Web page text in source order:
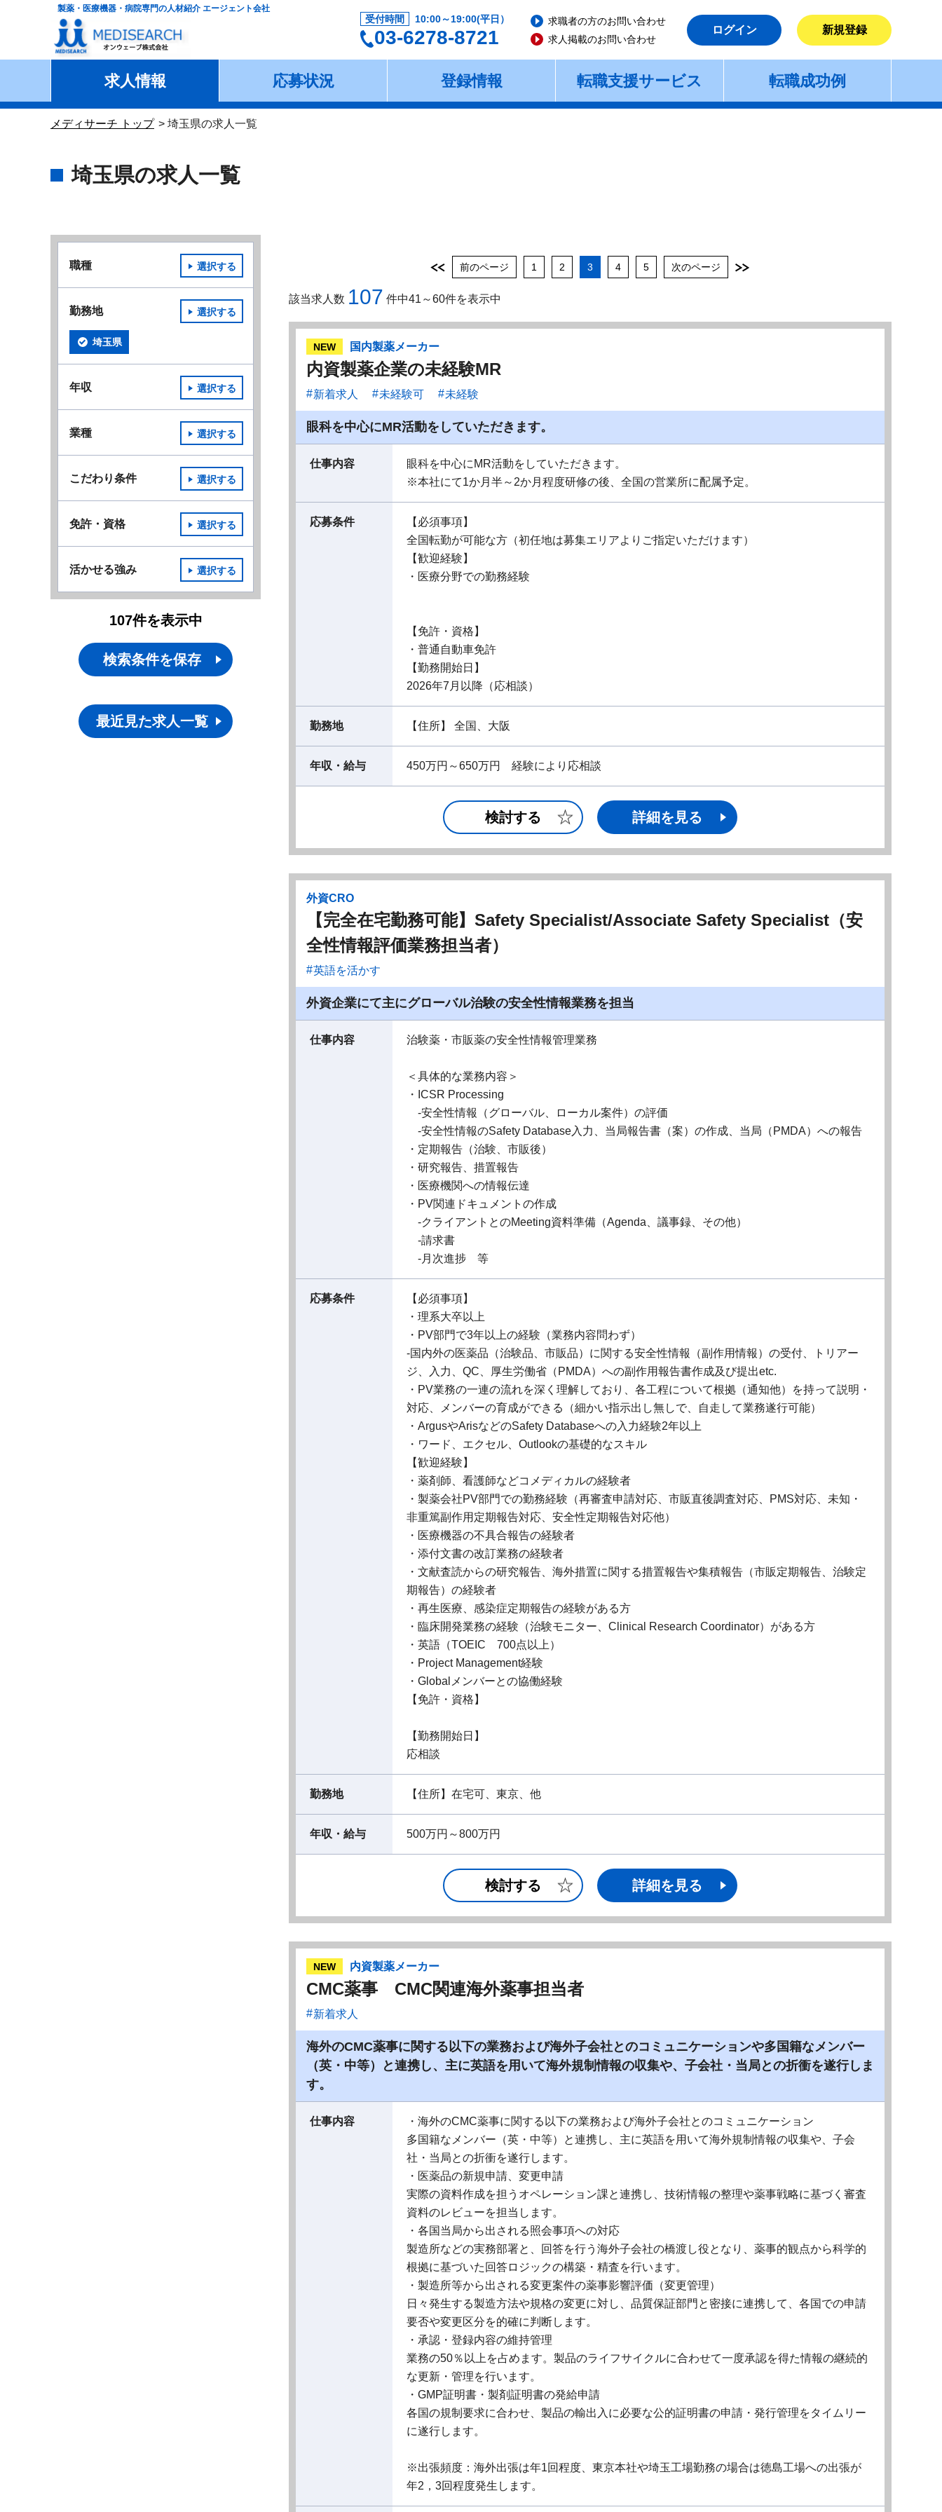
製薬・医療機器・病院専門の人材紹介 エージェント会社
受付時間 10:00～19:00(平日）
03-6278-8721
求職者の方のお問い合わせ
求人掲載のお問い合わせ
ログイン 新規登録
求人情報 応募状況 登録情報 転職支援サービス 転職成功例
メディサーチ トップ 埼玉県の求人一覧
埼玉県の求人一覧
前のページ 1 2 3 4 5 次のページ
該当求人数 107 件中41～60件を表示中
NEW 国内製薬メーカー
内資製薬企業の未経験MR
新着求人 未経験可 未経験
眼科を中心にMR活動をしていただきます。
仕事内容
眼科を中心にMR活動をしていただきます。
※本社にて1か月半～2か月程度研修の後、全国の営業所に配属予定。
応募条件
【必須事項】
全国転勤が可能な方（初任地は募集エリアよりご指定いただけます）
【歓迎経験】
・医療分野での勤務経験
【免許・資格】
・普通自動車免許
【勤務開始日】
2026年7月以降（応相談）
勤務地 【住所】 全国、大阪
年収・給与 450万円～650万円 経験により応相談
検討する 詳細を見る
外資CRO
【完全在宅勤務可能】Safety Specialist/Associate Safety Specialist（安
全性情報評価業務担当者）
英語を活かす
外資企業にて主にグローバル治験の安全性情報業務を担当
仕事内容 治験薬・市販薬の安全性情報管理業務
＜具体的な業務内容＞
・ICSR Processing
-安全性情報（グローバル、ローカル案件）の評価
-安全性情報のSafety Database入力、当局報告書（案）の作成、当局（PMDA）への報告
・定期報告（治験、市販後）
・研究報告、措置報告
・医療機関への情報伝達
・PV関連ドキュメントの作成
-クライアントとのMeeting資料準備（Agenda、議事録、その他）
-請求書
-月次進捗 等
応募条件
【必須事項】
・理系大卒以上
・PV部門で3年以上の経験（業務内容問わず）
-国内外の医薬品（治験品、市販品）に関する安全性情報（副作用情報）の受付、トリアー
ジ、入力、QC、厚生労働省（PMDA）への副作用報告書作成及び提出etc.
・PV業務の一連の流れを深く理解しており、各工程について根拠（通知他）を持って説明・
対応、メンバーの育成ができる（細かい指示出し無しで、自走して業務遂行可能）
・ArgusやArisなどのSafety Databaseへの入力経験2年以上
・ワード、エクセル、Outlookの基礎的なスキル
【歓迎経験】
・薬剤師、看護師などコメディカルの経験者
・製薬会社PV部門での勤務経験（再審査申請対応、市販直後調査対応、PMS対応、未知・
非重篤副作用定期報告対応、安全性定期報告対応他）
・医療機器の不具合報告の経験者
・添付文書の改訂業務の経験者
・文献査読からの研究報告、海外措置に関する措置報告や集積報告（市販定期報告、治験定
期報告）の経験者
・再生医療、感染症定期報告の経験がある方
・臨床開発業務の経験（治験モニター、Clinical Research Coordinator）がある方
・英語（TOEIC 700点以上）
・Project Management経験
・Globalメンバーとの協働経験
【免許・資格】
【勤務開始日】
応相談
勤務地 【住所】在宅可、東京、他
年収・給与 500万円～800万円
検討する 詳細を見る
NEW 内資製薬メーカー
CMC薬事 CMC関連海外薬事担当者
新着求人
海外のCMC薬事に関する以下の業務および海外子会社とのコミュニケーションや多国籍なメンバー
（英・中等）と連携し、主に英語を用いて海外規制情報の収集や、子会社・当局との折衝を遂行しま
す。
仕事内容
・海外のCMC薬事に関する以下の業務および海外子会社とのコミュニケーション
多国籍なメンバー（英・中等）と連携し、主に英語を用いて海外規制情報の収集や、子会
社・当局との折衝を遂行します。
・医薬品の新規申請、変更申請
実際の資料作成を担うオペレーション課と連携し、技術情報の整理や薬事戦略に基づく審査
資料のレビューを担当します。
・各国当局から出される照会事項への対応
製造所などの実務部署と、回答を行う海外子会社の橋渡し役となり、薬事的観点から科学的
根拠に基づいた回答ロジックの構築・精査を行います。
・製造所等から出される変更案件の薬事影響評価（変更管理）
日々発生する製造方法や規格の変更に対し、品質保証部門と密接に連携して、各国での申請
要否や変更区分を的確に判断します。
・承認・登録内容の維持管理
業務の50％以上を占めます。製品のライフサイクルに合わせて一度承認を得た情報の継続的
な更新・管理を行います。
・GMP証明書・製剤証明書の発給申請
各国の規制要求に合わせ、製品の輸出入に必要な公的証明書の申請・発行管理をタイムリー
に遂行します。
※出張頻度：海外出張は年1回程度、東京本社や埼玉工場勤務の場合は徳島工場への出張が
年2，3回程度発生します。
職種 選択する
勤務地 選択する
埼玉県
年収 選択する
業種 選択する
こだわり条件 選択する
免許・資格 選択する
活かせる強み 選択する
107件を表示中
検索条件を保存
最近見た求人一覧